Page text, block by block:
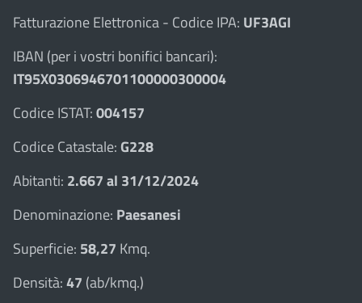
Fatturazione Elettronica - Codice IPA: UF3AGI
IBAN (per i vostri bonifici bancari):
IT95X0306946701100000300004
Codice ISTAT:004157
Codice Catastale:G228
Abitanti: 2.667 al 31/12/2024
Denominazione: Paesanesi
Superficie: 58,27 Kmq.
Densità:47 (ab/kmq.)